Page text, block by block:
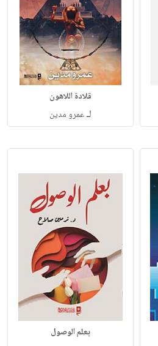
قلادة اللاهون
لـعمرو مدين
بعلم الوصول